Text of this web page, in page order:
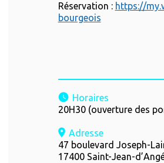
Réservation : https://
bourgeois
Horaires
20H30 (ouverture des
Adresse
47 boulevard Joseph-
17400 Saint-Jean-